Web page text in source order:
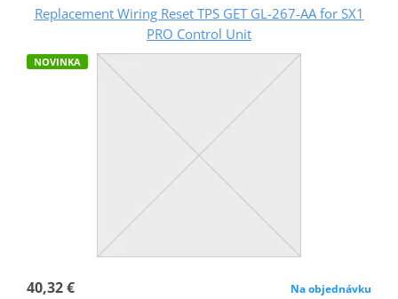
Replacement Wiring Reset TPS GET GL-267-AA for SX1
PRO Control Unit
NOVINKA
40,32 € Na objednávku